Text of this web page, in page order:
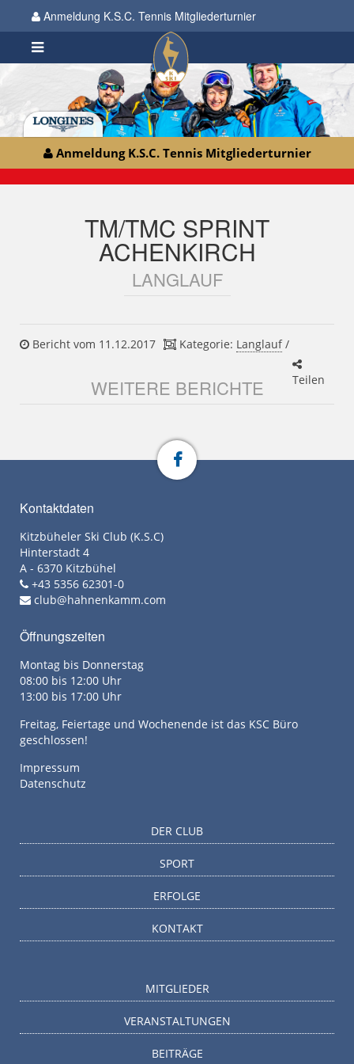
Anmeldung K.S.C. Tennis Mitgliederturnier
Anmeldung K.S.C. Tennis Mitgliederturnier
TM/TMC SPRINT
ACHENKIRCH
LANGLAUF
Bericht vom 11.12.2017 Kategorie: Langlauf/
Teilen
WEITERE BERICHTE
Kontaktdaten
Kitzbüheler Ski Club (K.S.C)
Hinterstadt 4
A - 6370 Kitzbühel
+43 5356 62301-0
club@hahnenkamm.com
Öffnungszeiten
Montag bis Donnerstag
08:00 bis 12:00 Uhr
13:00 bis 17:00 Uhr
Freitag, Feiertage und Wochenende ist das KSC Büro
geschlossen!
Impressum
Datenschutz
DER CLUB
SPORT
ERFOLGE
KONTAKT
MITGLIEDER
VERANSTALTUNGEN
BEITRÄGE